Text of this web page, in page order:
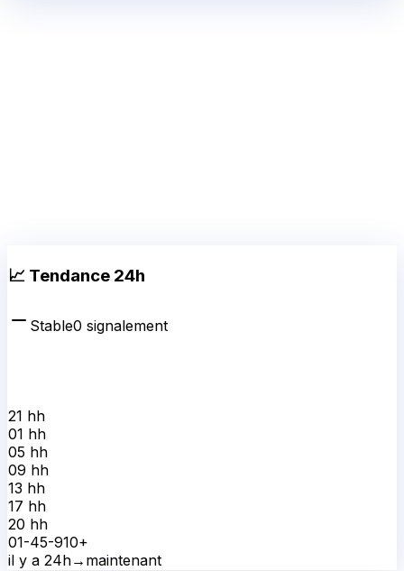
📈 Tendance 24h
Stable0 signalement
21 hh
01 hh
05 hh
09 hh
13 hh
17 hh
20 hh
01-45-910+
il y a 24h→ maintenant